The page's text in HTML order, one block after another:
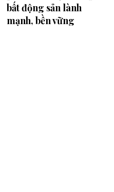
bất động sản lành
mạnh, bền vững